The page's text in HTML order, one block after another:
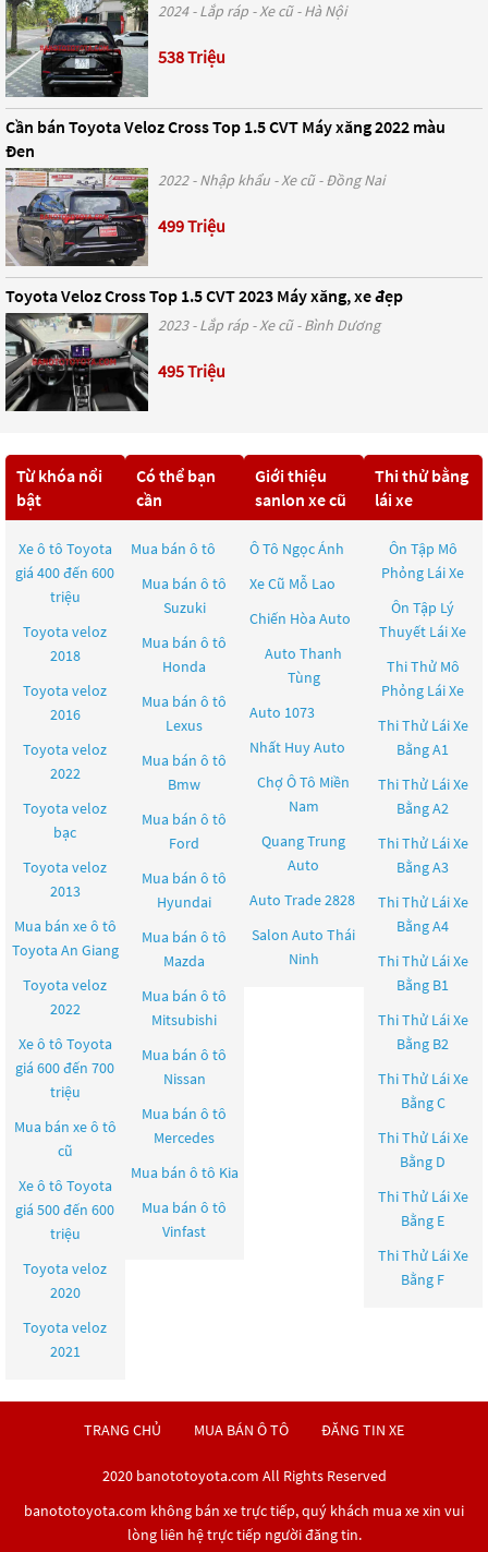
2024 - Lắp ráp - Xe cũ - Hà Nội
538 Triệu
Cần bán Toyota Veloz Cross Top 1.5 CVT Máy xăng 2022 màu
Đen
2022 - Nhập khẩu - Xe cũ - Đồng Nai
499 Triệu
Toyota Veloz Cross Top 1.5 CVT 2023 Máy xăng, xe đẹp
2023 - Lắp ráp - Xe cũ - Bình Dương
495 Triệu
Từ khóa nổi
bật
Xe ô tô Toyota
giá 400 đến 600
triệu
Toyota veloz
2018
Toyota veloz
2016
Toyota veloz
2022
Toyota veloz
bạc
Toyota veloz
2013
Mua bán xe ô tô
Toyota An Giang
Toyota veloz
2022
Xe ô tô Toyota
giá 600 đến 700
triệu
Mua bán xe ô tô
cũ
Xe ô tô Toyota
giá 500 đến 600
triệu
Toyota veloz
2020
Toyota veloz
2021
Có thể bạn
cần
Mua bán ô tô
Mua bán ô tô
Suzuki
Mua bán ô tô
Honda
Mua bán ô tô
Lexus
Mua bán ô tô
Bmw
Mua bán ô tô
Ford
Mua bán ô tô
Hyundai
Mua bán ô tô
Mazda
Mua bán ô tô
Mitsubishi
Mua bán ô tô
Nissan
Mua bán ô tô
Mercedes
Mua bán ô tô Kia
Mua bán ô tô
Vinfast
Giới thiệu
sanlon xe cũ
Ô Tô Ngọc Ánh
Xe Cũ Mỗ Lao
Chiến Hòa Auto
Auto Thanh
Tùng
Auto 1073
Nhất Huy Auto
Chợ Ô Tô Miền
Nam
Quang Trung
Auto
Auto Trade 2828
Salon Auto Thái
Ninh
Thi thử bằng
lái xe
Ôn Tập Mô
Phỏng Lái Xe
Ôn Tập Lý
Thuyết Lái Xe
Thi Thử Mô
Phỏng Lái Xe
Thi Thử Lái Xe
Bằng A1
Thi Thử Lái Xe
Bằng A2
Thi Thử Lái Xe
Bằng A3
Thi Thử Lái Xe
Bằng A4
Thi Thử Lái Xe
Bằng B1
Thi Thử Lái Xe
Bằng B2
Thi Thử Lái Xe
Bằng C
Thi Thử Lái Xe
Bằng D
Thi Thử Lái Xe
Bằng E
Thi Thử Lái Xe
Bằng F
TRANG CHỦ MUA BÁN Ô TÔ ĐĂNG TIN XE
2020 banototoyota.com All Rights Reserved
banototoyota.com không bán xe trực tiếp, quý khách mua xe xin vui
lòng liên hệ trực tiếp người đăng tin.